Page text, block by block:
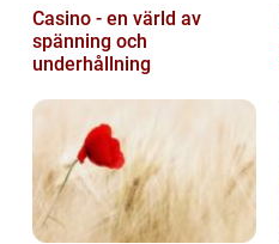
Casino - en värld av
spänning och
underhållning